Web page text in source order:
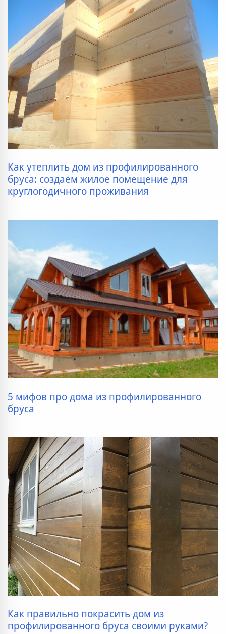
Как утеплить дом из профилированного
бруса: создаём жилое помещение для
круглогодичного проживания
5 мифов про дома из профилированного
бруса
Как правильно покрасить дом из
профилированного бруса своими руками?